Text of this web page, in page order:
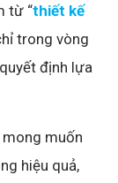
từ “thiết kế
trong vòng
định lựa
muốn
hiệu quả,